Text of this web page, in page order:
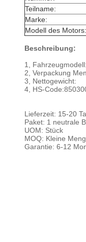
Teilname:
Marke:
Modell des Motors:
Beschreibung:
1,
2, Verpackung
3, Nettogewicht:
4, HS-Code:
Lieferzeit: 15-20
Paket: 1 neutrale
UOM: Stück
MOQ: Kleine
Garantie: 6-12